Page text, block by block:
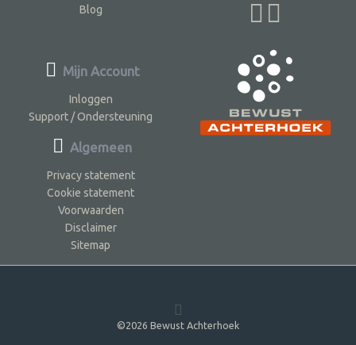
Blog
Mijn Account
Inloggen
Support / Ondersteuning
Algemeen
Privacy statement
Cookie statement
Voorwaarden
Disclaimer
Sitemap
©2026 Bewust Achterhoek